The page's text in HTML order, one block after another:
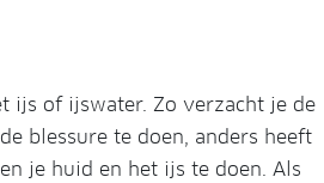
ijs of ijswater. Zo verzacht je de
blessure te doen, anders heeft
je huid en het ijs te doen. Als